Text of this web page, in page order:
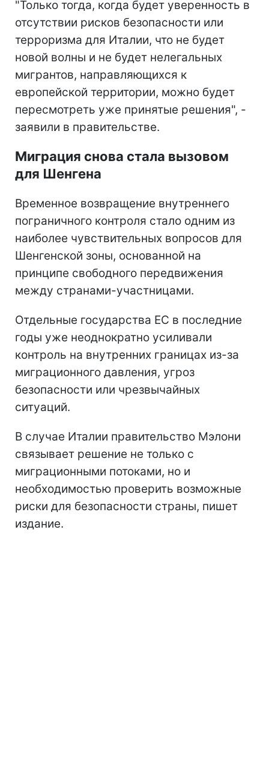
"Только тогда, когда будет уверенность в
отсутствии рисков безопасности или
терроризма для Италии, что не будет
новой волны и не будет нелегальных
мигрантов, направляющихся к
европейской территории, можно будет
пересмотреть уже принятые решения", -
заявили в правительстве.
Миграция снова стала вызовом
для Шенгена
Временное возвращение внутреннего
пограничного контроля стало одним из
наиболее чувствительных вопросов для
Шенгенской зоны, основанной на
принципе свободного передвижения
между странами-участницами.
Отдельные государства ЕС в последние
годы уже неоднократно усиливали
контроль на внутренних границах из-за
миграционного давления, угроз
безопасности или чрезвычайных
ситуаций.
В случае Италии правительство Мэлони
связывает решение не только с
миграционными потоками, но и
необходимостью проверить возможные
риски для безопасности страны, пишет
издание.